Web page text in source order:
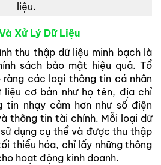
liệu.
Xử Lý Dữ Liệu
thu thập dữ liệu minh bạch là
sách bảo mật hiệu quả. Tổ
các loại thông tin cá nhân
cơ bản như họ tên, địa chỉ
tin nhạy cảm hơn như số điện
thông tin tài chính. Mỗi loại dữ
dụng cụ thể và được thu thập
thiểu hóa, chỉ lấy những thông
hoạt động kinh doanh.